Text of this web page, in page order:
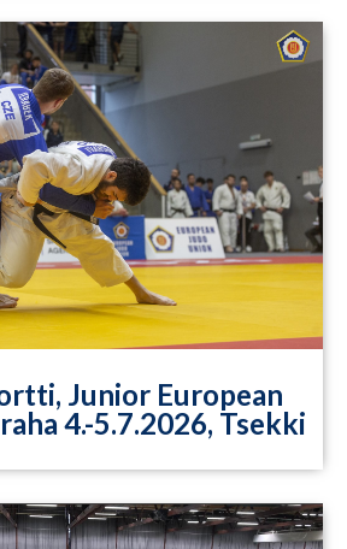
Junior European
4.-5.7.2026, Tsekki